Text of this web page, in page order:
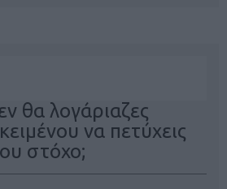
θα λογάριαζες
να πετύχεις
στόχο;